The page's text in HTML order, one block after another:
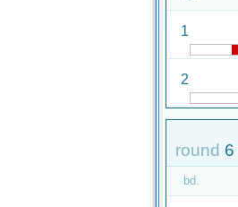
1
2
round 6
bd.